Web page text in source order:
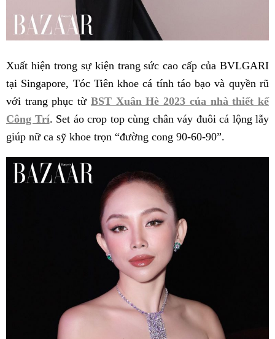
Xuất hiện trong sự kiện trang sức cao cấp của BVLGARI
tại Singapore, Tóc Tiên khoe cá tính táo bạo và quyền rũ
với trang phục từ BST Xuân Hè 2023 của nhà thiết kế
Công Trí. Set áo crop top cùng chân váy đuôi cá lộng lẫy
giúp nữ ca sỹ khoe trọn “đường cong 90-60-90”.